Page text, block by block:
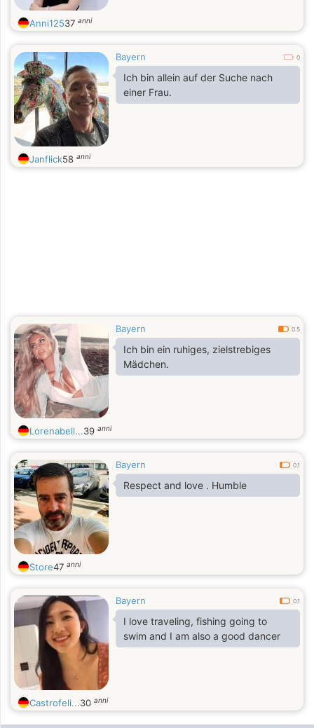
Anni12537 anni
Bayern 0
Ich bin allein auf der Suche nach
einer Frau.
Janflick58 anni
Bayern 0.5
Ich bin ein ruhiges, zielstrebiges
Mädchen.
Lorenabell...39 anni
Bayern 0.1
Respect and love . Humble
Store47 anni
Bayern 0.1
I love traveling, fishing going to
swim and I am also a good dancer
Castrofeli...30 anni